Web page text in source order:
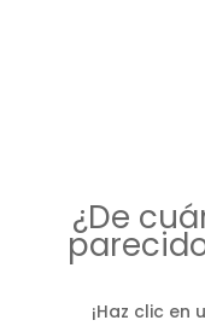
¿De
¡Haz clic